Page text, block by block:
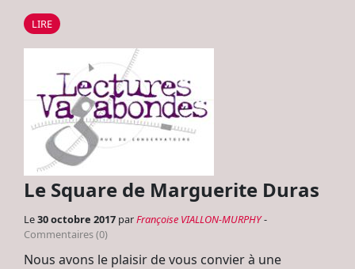
LIRE
Le Square de Marguerite Duras
Le30 octobre 2017 parFrançoise VIALLON-MURPHY-
Commentaires (0)
Nous avons le plaisir de vous convier à une